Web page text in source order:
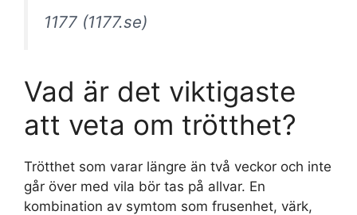
1177 (1177.se)
Vad är det viktigaste
att veta om trötthet?
Trötthet som varar längre än två veckor och inte
går över med vila bör tas på allvar. En
kombination av symtom som frusenhet, värk,